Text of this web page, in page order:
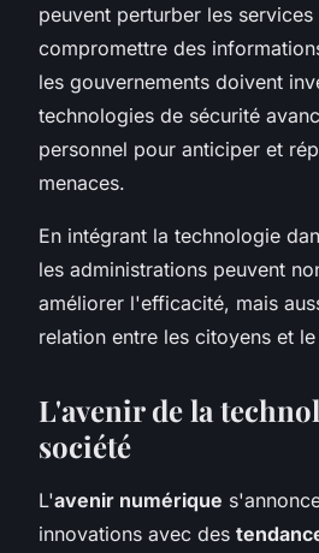
peuvent perturber les
compromettre des
les gouvernements doivent
technologies de sécurité
personnel pour anticiper et
menaces.
En intégrant la technologie
les administrations peuvent
améliorer l'efficacité, mais
relation entre les citoyens et
L'avenir de la
société
L'avenir numérique
innovations avec des